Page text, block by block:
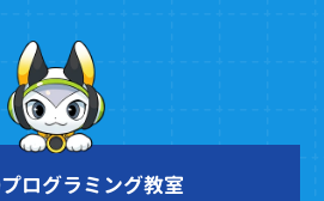
ログラミング教室